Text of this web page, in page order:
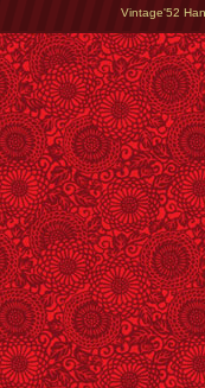
Vintage'52